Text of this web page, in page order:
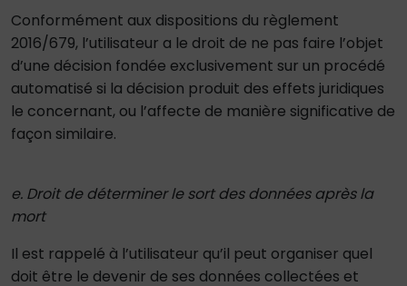
Conformément aux dispositions du règlement
2016/679, l’utilisateur a le droit de ne pas faire l’objet
d’une décision fondée exclusivement sur un procédé
automatisé si la décision produit des effets juridiques
le concernant, ou l’affecte de manière significative de
façon similaire.
e. Droit de déterminer le sort des données après la
mort
Il est rappelé à l’utilisateur qu’il peut organiser quel
doit être le devenir de ses données collectées et